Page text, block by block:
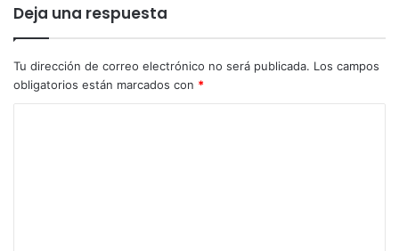
consejería, José Ignacio Castresana ha destacado que el
ello, ha indicado, “hay que actuar estratégicamente y
apoyarse en los puntos fuertes distintivos que tiene la
Deja una respuesta
Tu dirección de correo electrónico no será publicada. Los campos
obligatorios están marcados con *